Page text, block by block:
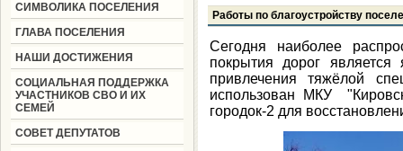
СИМВОЛИКА ПОСЕЛЕНИЯ
ГЛАВА ПОСЕЛЕНИЯ
НАШИ ДОСТИЖЕНИЯ
СОЦИАЛЬНАЯ ПОДДЕРЖКА
УЧАСТНИКОВ СВО И ИХ
СЕМЕЙ
СОВЕТ ДЕПУТАТОВ
Работы по благоустройству
Сегодня наиболее
покрытия дорог
привлечения тяжёлой
использован МКУ
городок-2 для